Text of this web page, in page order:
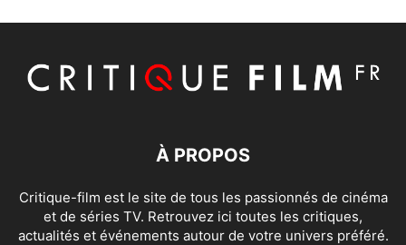
À PROPOS
Critique-film est le site de tous les passionnés de cinéma
et de séries TV. Retrouvez ici toutes les critiques,
actualités et événements autour de votre univers préféré.